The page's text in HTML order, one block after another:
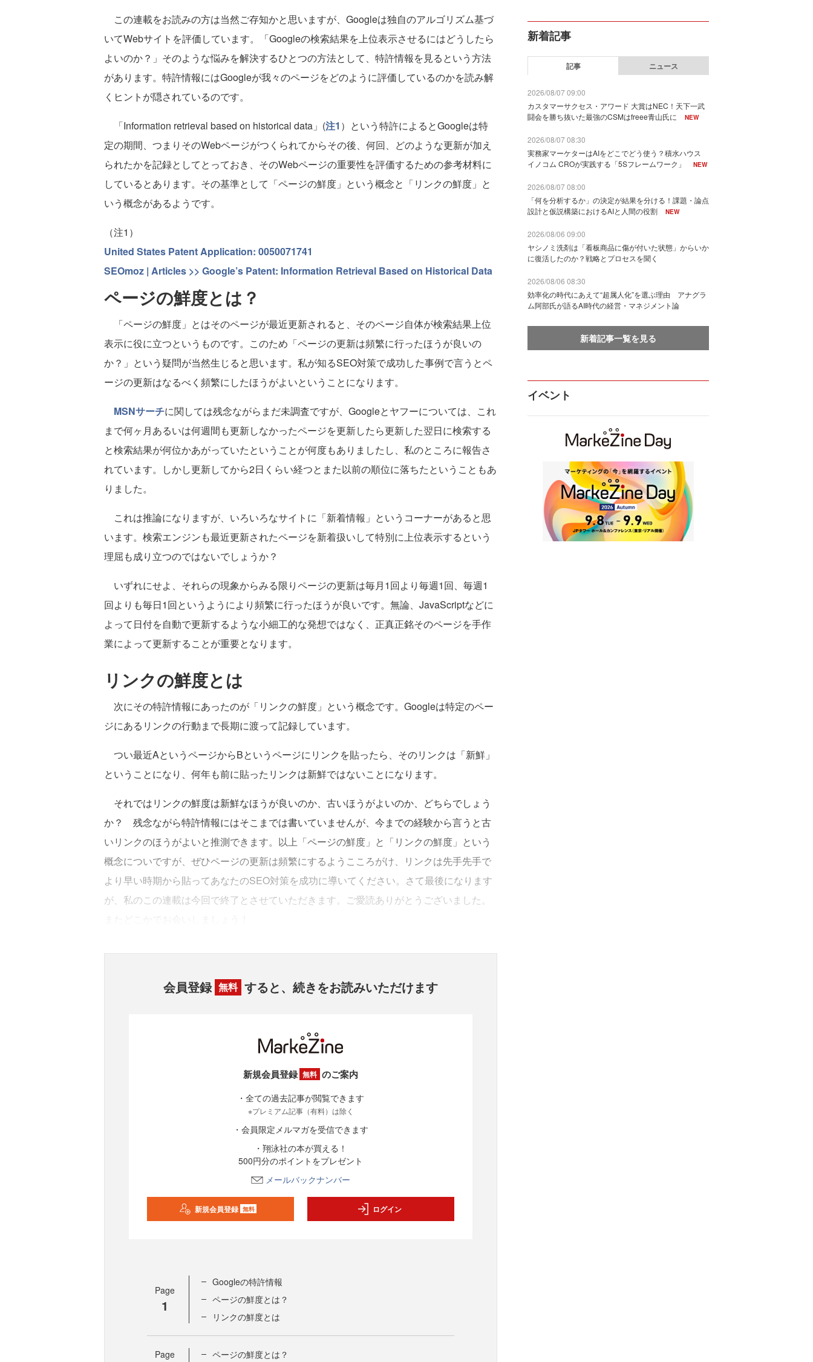
この連載をお読みの方は当然ご存知かと思いますが、Googleは独自のアルゴリズム基づ
いてWebサイトを評価しています。「Googleの検索結果を上位表示させるにはどうしたら
よいのか？」そのような悩みを解決するひとつの方法として、特許情報を見るという方法
があります。特許情報にはGoogleが我々のページをどのように評価しているのかを読み解
くヒントが隠されているのです。
「Information retrieval based on historical data」 (注1 ）という特許によるとGoogleは特
定の期間、つまりそのWebページがつくられてからその後、何回、どのような更新が加え
られたかを記録としてとっておき、そのWebページの重要性を評価するための参考材料に
しているとあります。その基準として「ページの鮮度」という概念と「リンクの鮮度」と
いう概念があるようです。
（注1）
United States Patent Application: 0050071741
SEOmoz | Articles >> Google’s Patent: Information Retrieval Based on Historical Data
ページの鮮度とは？
「ページの鮮度」とはそのページが最近更新されると、そのページ自体が検索結果上位
表示に役に立つというものです。このため「ページの更新は頻繁に行ったほうが良いの
か？」という疑問が当然生じると思います。私が知るSEO対策で成功した事例で言うとペ
ージの更新はなるべく頻繁にしたほうがよいということになります。
MSNサーチに関しては残念ながらまだ未調査ですが、Googleとヤフーについては、これ
まで何ヶ月あるいは何週間も更新しなかったページを更新したら更新した翌日に検索する
と検索結果が何位かあがっていたということが何度もありましたし、私のところに報告さ
れています。しかし更新してから2日くらい経つとまた以前の順位に落ちたということもあ
りました。
これは推論になりますが、いろいろなサイトに「新着情報」というコーナーがあると思
います。検索エンジンも最近更新されたページを新着扱いして特別に上位表示するという
理屈も成り立つのではないでしょうか？
いずれにせよ、それらの現象からみる限りページの更新は毎月1回より毎週1回、毎週1
回よりも毎日1回というようにより頻繁に行ったほうが良いです。無論、JavaScriptなどに
よって日付を自動で更新するような小細工的な発想ではなく、正真正銘そのページを手作
業によって更新することが重要となります。
リンクの鮮度とは
次にその特許情報にあったのが「リンクの鮮度」という概念です。Googleは特定のペー
ジにあるリンクの行動まで長期に渡って記録しています。
つい最近AというページからBというページにリンクを貼ったら、そのリンクは「新鮮」
ということになり、何年も前に貼ったリンクは新鮮ではないことになります。
それではリンクの鮮度は新鮮なほうが良いのか、古いほうがよいのか、どちらでしょう
か？ 残念ながら特許情報にはそこまでは書いていませんが、今までの経験から言うと古
いリンクのほうがよいと推測できます。以上「ページの鮮度」と「リンクの鮮度」という
概念についですが、ぜひページの更新は頻繁にするようこころがけ、リンクは先手先手で
より早い時期から貼ってあなたのSEO対策を成功に導いてください。さて最後になります
が、私のこの連載は今回で終了とさせていただきます。ご愛読ありがとうございました。
会員登録 無料 すると、続きをお読みいただけます
新規会員登録 無料 のご案内
・全ての過去記事が閲覧できます
※プレミアム記事（有料）は除く
・会員限定メルマガを受信できます
・翔泳社の本が買える！
500円分のポイントをプレゼント
メールバックナンバー
新規会員登録 無料 ログイン
Page
1
Googleの特許情報
ページの鮮度とは？
リンクの鮮度とは
Page ページの鮮度とは？
新着記事
記事 ニュース
2026/08/07 09:00
カスタマーサクセス・アワード 大賞はNEC！天下一武
闘会を勝ち抜いた最強のCSMはfreee青山氏に
NEW
2026/08/07 08:30
実務家マーケターはAIをどこでどう使う？積水ハウス
イノコム CROが実践する「5Sフレームワーク」
NEW
2026/08/07 08:00
「何を分析するか」の決定が結果を分ける！課題・論点
設計と仮説構築におけるAIと人間の役割
NEW
2026/08/06 09:00
ヤシノミ洗剤は「看板商品に傷が付いた状態」からいか
に復活したのか？戦略とプロセスを聞く
2026/08/06 08:30
効率化の時代にあえて“超属人化”を選ぶ理由 アナグラ
ム阿部氏が語るAI時代の経営・マネジメント論
新着記事一覧を見る
イベント